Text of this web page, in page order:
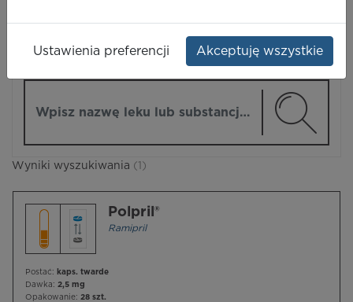
Wyniki wyszukiwania (1)
Polpril®
Ramipril
Postać: kaps. twarde
Dawka: 2,5 mg
Opakowanie: 28 szt.
Ustawienia preferencji Akceptuję wszystkie